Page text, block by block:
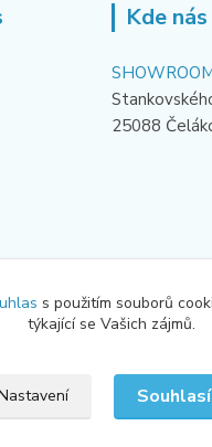
Kde
25088
s použitím souborů
týkající se Vašich zájmů.